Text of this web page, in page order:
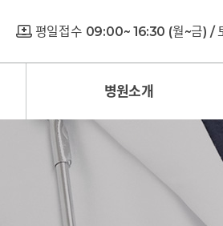
평일접수 09:00~ 16:30 (월~금) /
병원소개